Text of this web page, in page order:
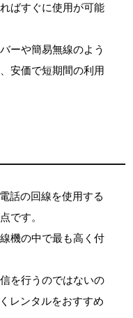
ばすぐに使用が可能
ーや簡易無線のよう
安価で短期間の利用
話の回線を使用する
です。
機の中で最も高く付
を行うのではないの
レンタルをおすすめ